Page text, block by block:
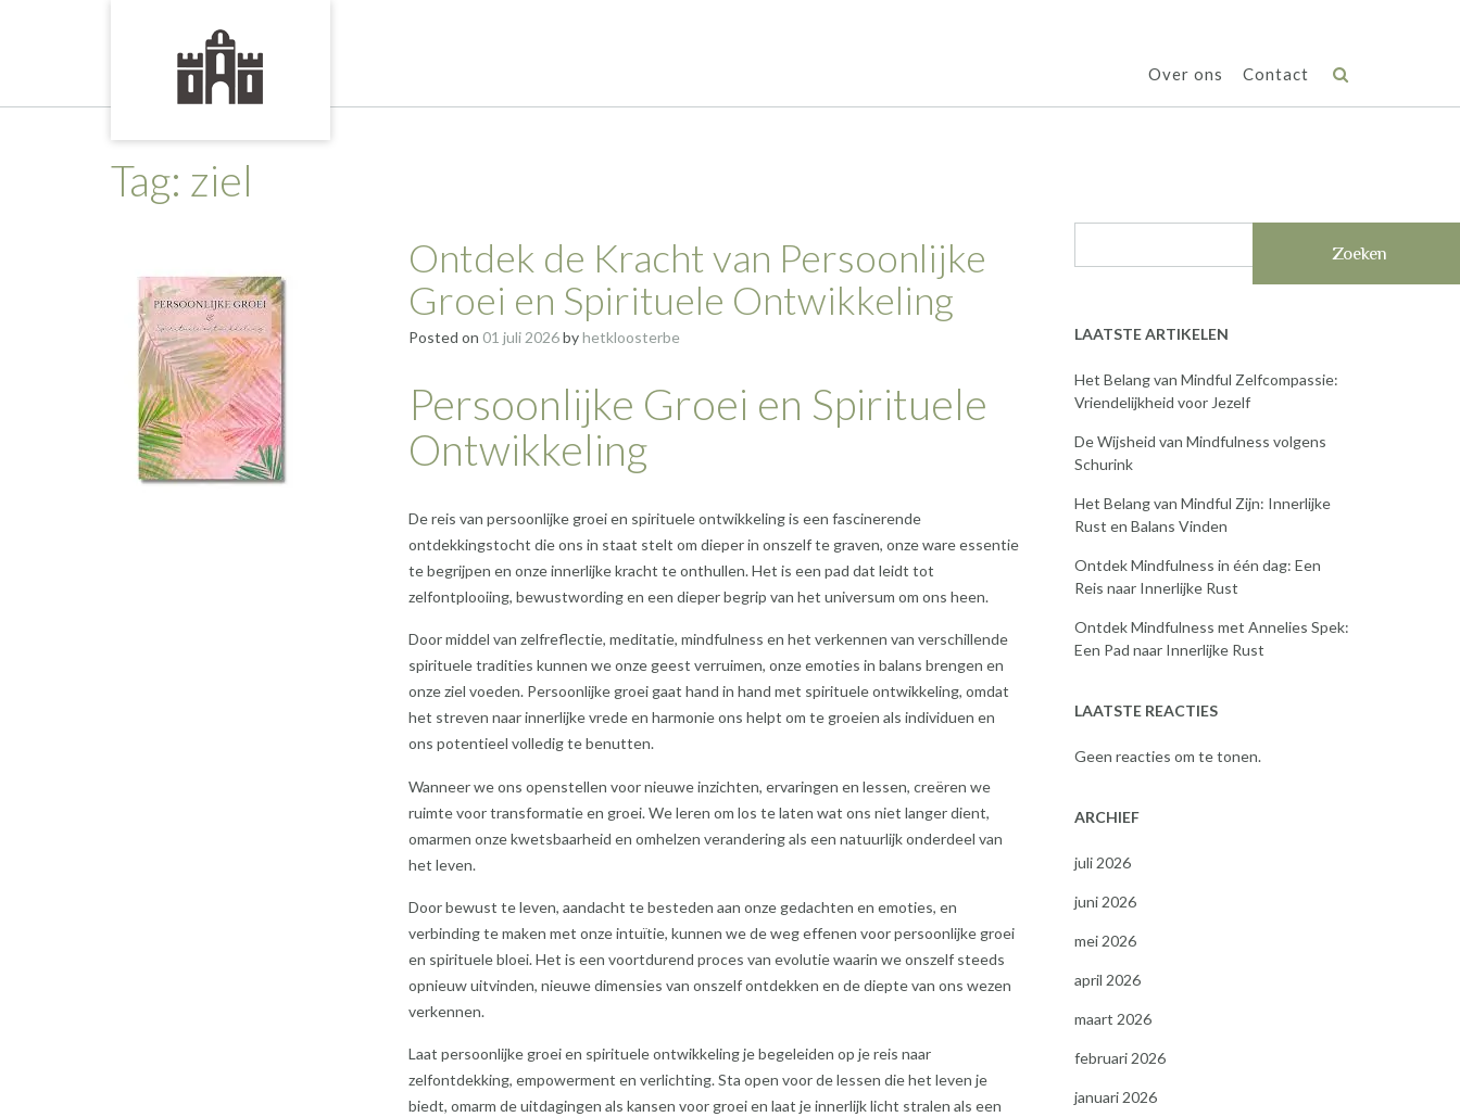
Over ons Contact
Tag: ziel
Ontdek de Kracht van Persoonlijke
Groei en Spirituele Ontwikkeling
Posted on 01 juli 2026byhetkloosterbe
Persoonlijke Groei en Spirituele
Ontwikkeling
De reis van persoonlijke groei en spirituele ontwikkeling is een fascinerende
ontdekkingstocht die ons in staat stelt om dieper in onszelf te graven, onze ware essentie
te begrijpen en onze innerlijke kracht te onthullen. Het is een pad dat leidt tot
zelfontplooiing, bewustwording en een dieper begrip van het universum om ons heen.
Door middel van zelfreflectie, meditatie, mindfulness en het verkennen van verschillende
spirituele tradities kunnen we onze geest verruimen, onze emoties in balans brengen en
onze ziel voeden. Persoonlijke groei gaat hand in hand met spirituele ontwikkeling, omdat
het streven naar innerlijke vrede en harmonie ons helpt om te groeien als individuen en
ons potentieel volledig te benutten.
Wanneer we ons openstellen voor nieuwe inzichten, ervaringen en lessen, creëren we
ruimte voor transformatie en groei. We leren om los te laten wat ons niet langer dient,
omarmen onze kwetsbaarheid en omhelzen verandering als een natuurlijk onderdeel van
het leven.
Door bewust te leven, aandacht te besteden aan onze gedachten en emoties, en
verbinding te maken met onze intuïtie, kunnen we de weg effenen voor persoonlijke groei
en spirituele bloei. Het is een voortdurend proces van evolutie waarin we onszelf steeds
opnieuw uitvinden, nieuwe dimensies van onszelf ontdekken en de diepte van ons wezen
verkennen.
Laat persoonlijke groei en spirituele ontwikkeling je begeleiden op je reis naar
zelfontdekking, empowerment en verlichting. Sta open voor de lessen die het leven je
biedt, omarm de uitdagingen als kansen voor groei en laat je innerlijk licht stralen als een
Zoeken
LAATSTE ARTIKELEN
Het Belang van Mindful Zelfcompassie:
Vriendelijkheid voor Jezelf
De Wijsheid van Mindfulness volgens
Schurink
Het Belang van Mindful Zijn: Innerlijke
Rust en Balans Vinden
Ontdek Mindfulness in één dag: Een
Reis naar Innerlijke Rust
Ontdek Mindfulness met Annelies Spek:
Een Pad naar Innerlijke Rust
LAATSTE REACTIES
Geen reacties om te tonen.
ARCHIEF
juli 2026
juni 2026
mei 2026
april 2026
maart 2026
februari 2026
januari 2026